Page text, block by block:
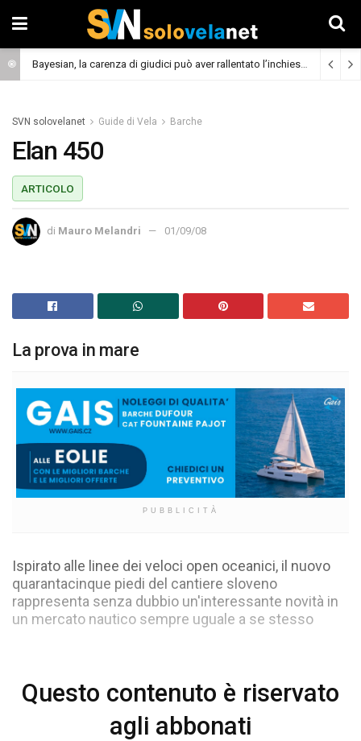
Bayesian, la carenza di giudici può aver rallentato l’inchiesta (Cronaca)
SVN solovelanet Guide di Vela Barche
Elan 450
ARTICOLO
di Mauro Melandri 01/09/08
La prova in mare
PUBBLICITÀ
Ispirato alle linee dei veloci open oceanici, il nuovo
quarantacinque piedi del cantiere sloveno
rappresenta senza dubbio un'interessante novità in
un mercato nautico sempre uguale a se stesso
Questo contenuto è riservato
agli abbonati